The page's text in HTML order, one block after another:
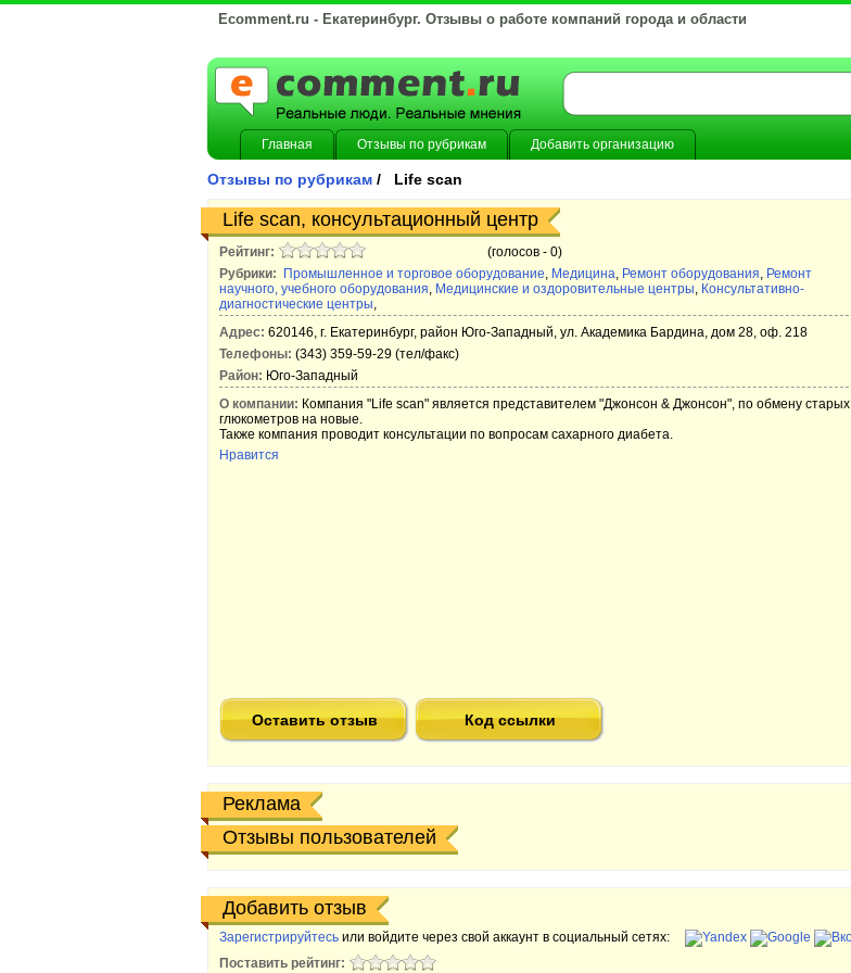
Ecomment.ru - Екатеринбург. Отзывы о работе компаний города и области
Главная Отзывы по рубрикам Добавить организацию
Отзывы по рубрикам / Life scan
Life scan, консультационный центр
Рейтинг: (голосов - 0)
Рубрики:
Промышленное и торговое оборудование, Медицина, Ремонт оборудования, Ремонт
научного, учебного оборудования, Медицинские и оздоровительные центры, Консультативно-
диагностические центры,
Адрес: 620146, г. Екатеринбург, район Юго-Западный, ул. Академика Бардина, дом 28, оф. 218
Телефоны: (343) 359-59-29 (тел/факс)
Район: Юго-Западный
О компании: Компания "Life scan" является представителем "Джонсон & Джонсон", по обмену старых
глюкометров на новые.
Также компания проводит консультации по вопросам сахарного диабета.
Нравится
Оставить отзыв Код ссылки
Реклама
Отзывы пользователей
Добавить отзыв
Зарегистрируйтесь или войдите через свой аккаунт в социальный сетях:
Поставить рейтинг: